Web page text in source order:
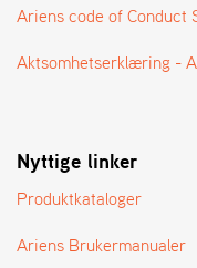
Ariens code of Conduct
Aktsomhetserklæring -
Nyttige linker
Produktkataloger
Ariens Brukermanualer